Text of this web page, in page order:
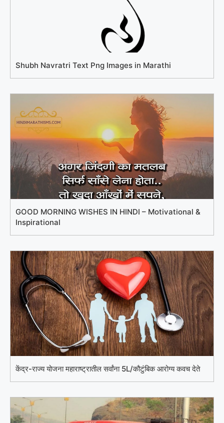
Shubh Navratri Text Png Images in Marathi
GOOD MORNING WISHES IN HINDI – Motivational &
Inspirational
केंद्र-राज्य योजना महाराष्ट्रातील सर्वांना 5L/कौटुंबिक आरोग्य कवच देते